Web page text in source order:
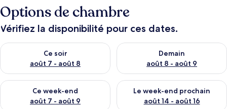
Options de chambre
Vérifiez la disponibilité pour ces dates.
Ce soir
août 7 - août 8
Vérifier la disponibilité pour ce soir août 7 - août 8
Demain
août 8 - août 9
Vérifier la disponibilité pour
Ce week-end
août 7 - août 9
Vérifier la disponibilité pour ce week-end août 7 - août 9
Le week-end prochain
août 14 - août 16
Vérifier la disponibilité pour